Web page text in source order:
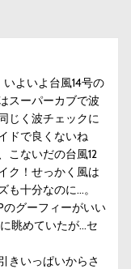
よいよ台風14号の
スーパーカブで波
じく波チェックに
ドで良くないね
こないだの台風12
ク！せっかく風は
も十分なのに…。
グーフィーがいい
眺めていたが…セ
きいっぱいからさ